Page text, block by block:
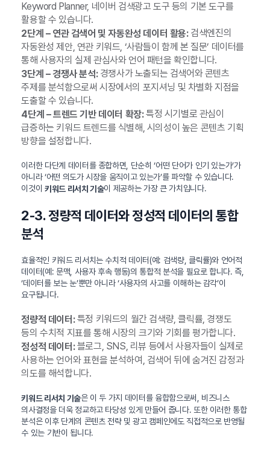
Keyword Planner, 네이버 검색광고 도구 등의 기본 도구를
활용할 수 있습니다.
2단계 – 연관 검색어 및 자동완성 데이터 활용:검색엔진의
자동완성 제안, 연관 키워드, ‘사람들이 함께 본 질문’ 데이터를
통해 사용자의 실제 관심사와 언어 패턴을 확인합니다.
3단계 – 경쟁사 분석:경쟁사가 노출되는 검색어와 콘텐츠
주제를 분석함으로써 시장에서의 포지셔닝 및 차별화 지점을
도출할 수 있습니다.
4단계 – 트렌드 기반 데이터 확장:특정 시기별로 관심이
급증하는 키워드 트렌드를 식별해, 시의성이 높은 콘텐츠 기획
방향을 설정합니다.
이러한 다단계 데이터를 종합하면, 단순히 ‘어떤 단어가 인기 있는가’가
아니라 ‘어떤 의도가 시장을 움직이고 있는가’를 파악할 수 있습니다.
이것이 키워드 리서치 기술이 제공하는 가장 큰 가치입니다.
2-3. 정량적 데이터와 정성적 데이터의 통합
분석
효율적인 키워드 리서치는 수치적 데이터(예: 검색량, 클릭률)와 언어적
데이터(예: 문맥, 사용자 후속 행동)의 통합적 분석을 필요로 합니다. 즉,
‘데이터를 보는 눈’뿐만 아니라 ‘사용자의 사고를 이해하는 감각’이
요구됩니다.
정량적 데이터:특정 키워드의 월간 검색량, 클릭률, 경쟁도
등의 수치적 지표를 통해 시장의 크기와 기회를 평가합니다.
정성적 데이터:블로그, SNS, 리뷰 등에서 사용자들이 실제로
사용하는 언어와 표현을 분석하여, 검색어 뒤에 숨겨진 감정과
의도를 해석합니다.
키워드 리서치 기술은 이 두 가지 데이터를 융합함으로써, 비즈니스
의사결정을 더욱 정교하고 타당성 있게 만들어 줍니다. 또한 이러한 통합
분석은 이후 단계의 콘텐츠 전략 및 광고 캠페인에도 직접적으로 반영될
수 있는 기반이 됩니다.